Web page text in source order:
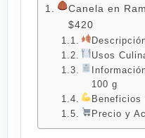
Canela en
$420
Usos
100 g
Beneficios
Precio y